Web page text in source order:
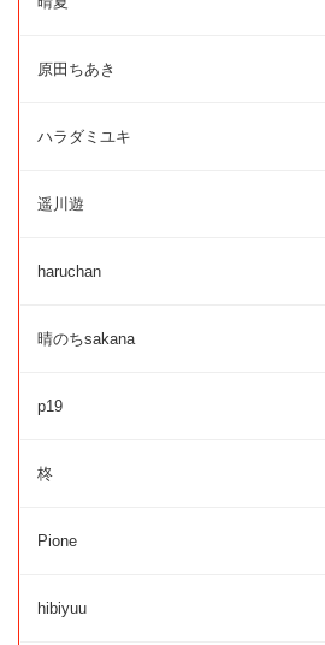
原田ちあき
ハラダミユキ
遥川遊
haruchan
晴のちsakana
p19
柊
Pione
hibiyuu